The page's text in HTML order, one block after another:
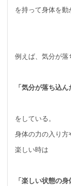
を持って身体を動
例えば、気分が落
「気分が落ち込
をしている。
身体の力の入り方
楽しい時は
「楽しい状態の身